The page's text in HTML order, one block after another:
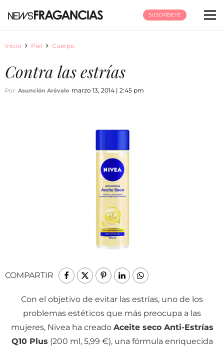
SUSCRÍBETE
Inicio Piel Cuerpo
Contra las estrías
Por: Asunción Arévalo marzo 13, 2014 | 2:45 pm
COMPARTIR
Con el objetivo de evitar las estrías, uno de los
problemas estéticos que más preocupa a las
mujeres, Nivea ha creado Aceite seco Anti-Estrías
Q10 Plus (200 ml, 5,99 €), una fórmula enriquecida